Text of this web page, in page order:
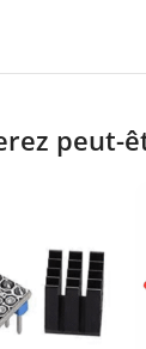
peut-